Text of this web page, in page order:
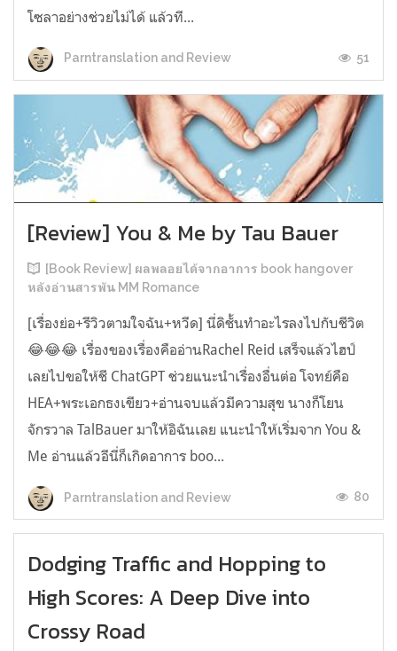
โซลาอย่างช่วยไม่ได้ แล้วที...
Parntranslation and Review 51
[Review] You & Me by Tau Bauer
[Book Review] ผลพลอยได้จากอาการ book hangover
หลังอ่านสารพัน MM Romance
[เรื่องย่อ+รีวิวตามใจฉัน+หวีด] นี่ดิชั้นทำอะไรลงไปกับชีวิต
😂😂😂 เรื่องของเรื่องคืออ่านRachel Reid เสร็จแล้วไฮป์
เลยไปขอให้ชี ChatGPT ช่วยแนะนำเรื่องอื่นต่อ โจทย์คือ
HEA+พระเอกธงเขียว+อ่านจบแล้วมีความสุข นางก็โยน
จักรวาล TalBauer มาให้อิฉันเลย แนะนำให้เริ่มจาก You &
Me อ่านแล้วอีนี่ก็เกิดอาการ boo...
Parntranslation and Review 80
Dodging Traffic and Hopping to
High Scores: A Deep Dive into
Crossy Road